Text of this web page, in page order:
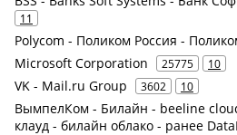
11
Polycom - Поликом Россия -
Microsoft Corporation 25775 10
VK - Mail.ru Group 3602 10
ВымпелКом - Билайн - beeline
клауд - билайн облако - ранее